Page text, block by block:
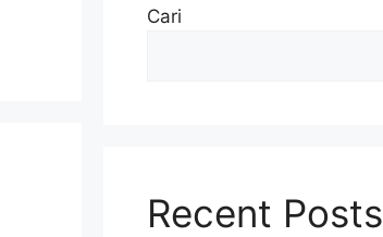
Cari
Recent Posts